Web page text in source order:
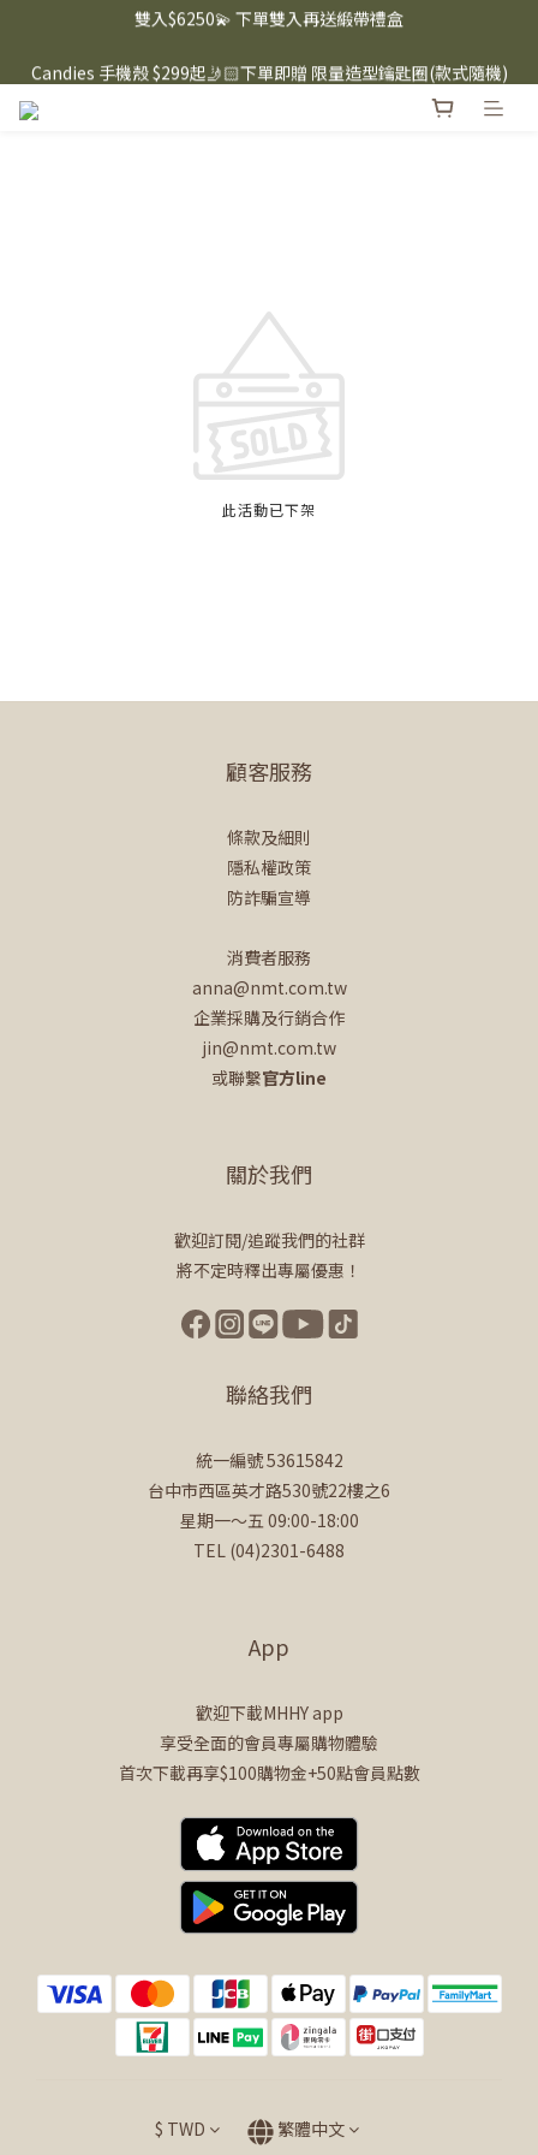
⸜ 8/1-8/31 ⸝  88購物節｜下單滿$1600折$100 / 滿$2200折$200 /
雙入$6250💫 下單雙入再送緞帶禮盒
Candies 手機殼 $299起🤳🏻下單即贈 限量造型鑰匙圈(款式隨機)
🤍 iPhone 16 手機殼熱銷中🔥
此活動已下架
顧客服務
條款及細則
隱私權政策
防詐騙宣導
消費者服務
anna@nmt.com.tw
企業採購及行銷合作
jin@nmt.com.tw
或聯繫官方line
關於我們
歡迎訂閱/追蹤我們的社群
將不定時釋出專屬優惠！
聯絡我們
統一編號 53615842
台中市西區英才路530號22樓之6
星期一～五 09:00-18:00
TEL (04)2301-6488
App
歡迎下載MHHY app
享受全面的會員專屬購物體驗
首次下載再享$100購物金+50點會員點數
$ TWD 繁體中文